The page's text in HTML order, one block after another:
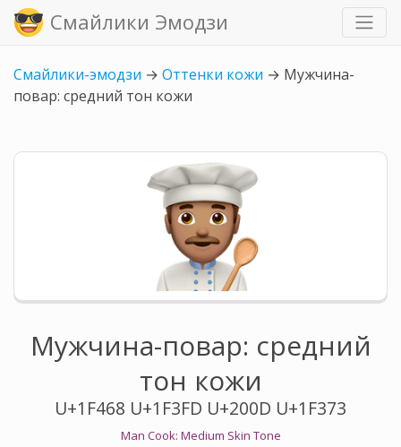
Смайлики Эмодзи
Смайлики-эмодзи → Оттенки кожи → Мужчина-
повар: средний тон кожи
Мужчина-повар: средний
тон кожи
U+1F468 U+1F3FD U+200D U+1F373
Man Cook: Medium Skin Tone